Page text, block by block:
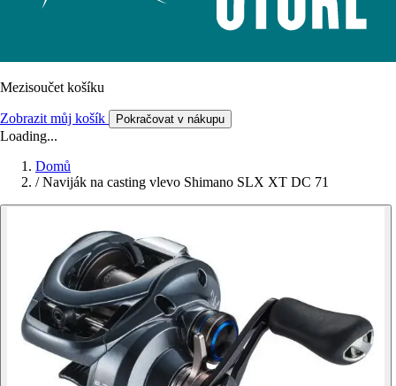
Mezisoučet košíku
Zobrazit můj košík Pokračovat v nákupu
Loading...
Domů
/ Naviják na casting vlevo Shimano SLX XT DC 71